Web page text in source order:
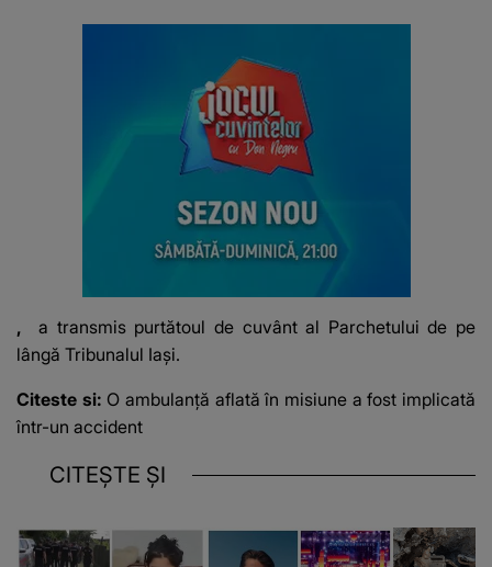
,a transmis purtătoul de cuvânt al Parchetului de pe
lângă Tribunalul Iaşi.
Citeste si: O ambulanță aflată în misiune a fost implicată
într-un accident
CITEȘTE ȘI